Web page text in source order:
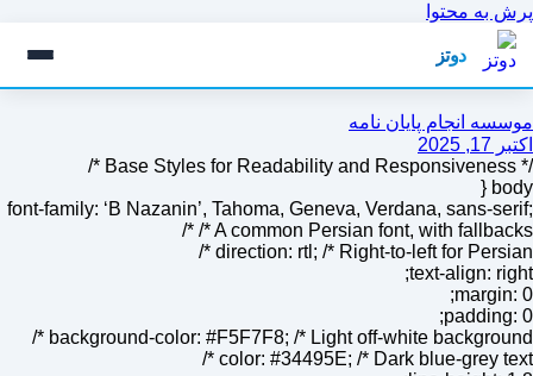
پرش به محتوا
دوتز
موسسه انجام پایان نامه
اکتبر 17, 2025
/* Base Styles for Readability and Responsiveness */
body {
font-family: ‘B Nazanin’, Tahoma, Geneva, Verdana, sans-serif;
/* A common Persian font, with fallbacks */
direction: rtl; /* Right-to-left for Persian */
text-align: right;
margin: 0;
padding: 0;
background-color: #F5F7F8; /* Light off-white background */
color: #34495E; /* Dark blue-grey text */